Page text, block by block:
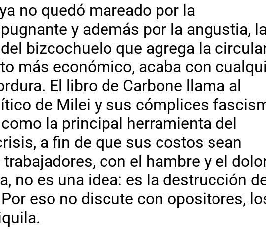
no quedó mareado por la
y además por la angustia, la
bizcochuelo que agrega la
más económico, acaba con
El libro de Carbone llama al
de Milei y sus cómplices
la principal herramienta del
a fin de que sus costos sean
con el hambre y el
no es una idea: es la destrucción
eso no discute con opositores,